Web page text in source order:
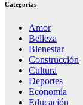
Categorías
Amor
Belleza
Bienestar
Construcción
Cultura
Deportes
Economía
Educación